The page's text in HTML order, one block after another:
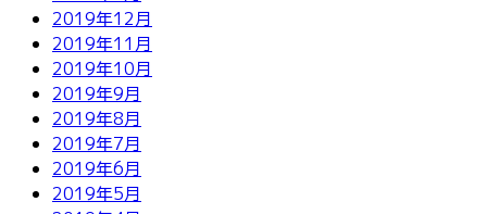
2019年12月
2019年11月
2019年10月
2019年9月
2019年8月
2019年7月
2019年6月
2019年5月